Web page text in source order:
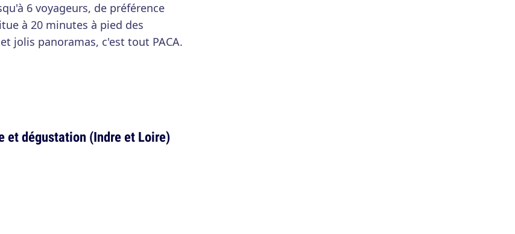
6 voyageurs, de préférence
à 20 minutes à pied des
jolis panoramas, c'est tout PACA.
et dégustation (Indre et Loire)